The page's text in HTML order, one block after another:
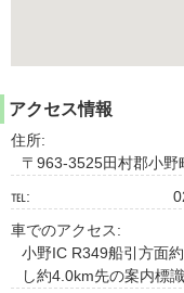
アクセス情報
住所:
〒963-3525田村郡小
℡:
車でのアクセス:
小野IC R349船引方面
し約4.0km先の案内標